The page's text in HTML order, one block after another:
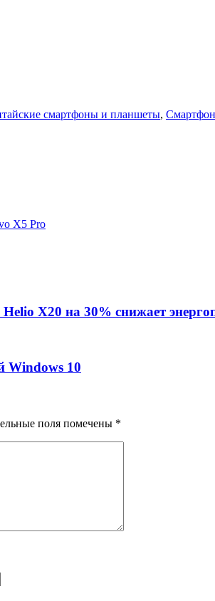
смартфоны и планшеты,
X5 Pro
X20 на 30% снижает
Windows 10
поля помечены *